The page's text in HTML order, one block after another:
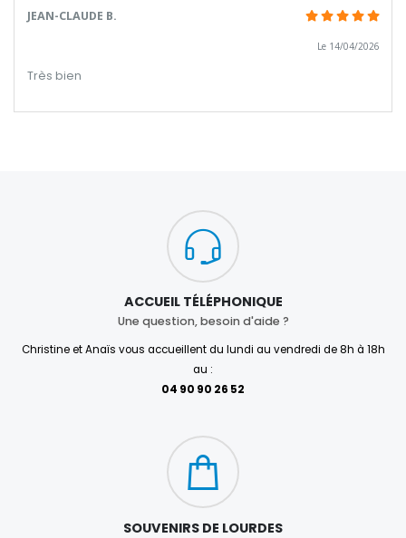
JEAN-CLAUDE B.
Le 14/04/2026
Très bien
ACCUEIL TÉLÉPHONIQUE
Une question, besoin d'aide ?
Christine et Anaïs vous accueillent du lundi au vendredi de 8h à 18h
au :
04 90 90 26 52
SOUVENIRS DE LOURDES